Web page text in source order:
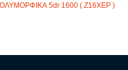
5dr 1600 ( Z16XEP )